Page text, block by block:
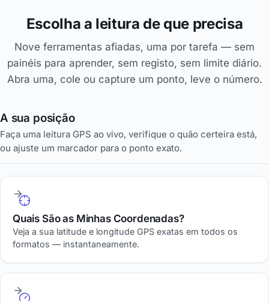
Escolha a leitura de que precisa
Nove ferramentas afiadas, uma por tarefa — sem
painéis para aprender, sem registo, sem limite diário.
Abra uma, cole ou capture um ponto, leve o número.
A sua posição
Faça uma leitura GPS ao vivo, verifique o quão certeira está,
ou ajuste um marcador para o ponto exato.
Quais São as Minhas Coordenadas?
Veja a sua latitude e longitude GPS exatas em todos os
formatos — instantaneamente.